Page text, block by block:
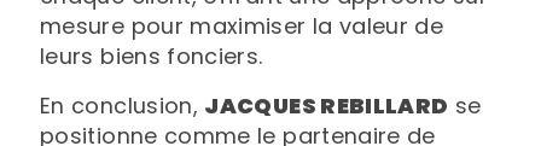
mesure pour maximiser la valeur de
leurs biens fonciers.
En conclusion, JACQUES REBILLARD se
positionne comme le partenaire de